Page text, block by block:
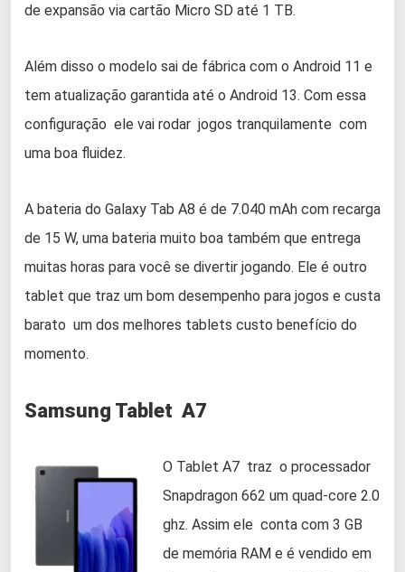
de expansão via cartão Micro SD até 1 TB.
Além disso o modelo sai de fábrica com o Android 11 e
tem atualização garantida até o Android 13. Com essa
configuração ele vai rodar jogos tranquilamente com
uma boa fluidez.
A bateria do Galaxy Tab A8 é de 7.040 mAh com recarga
de 15 W, uma bateria muito boa também que entrega
muitas horas para você se divertir jogando. Ele é outro
tablet que traz um bom desempenho para jogos e custa
barato um dos melhores tablets custo benefício do
momento.
Samsung Tablet A7
O Tablet A7 traz o processador
Snapdragon 662 um quad-core 2.0
ghz. Assim ele conta com 3 GB
de memória RAM e é vendido em